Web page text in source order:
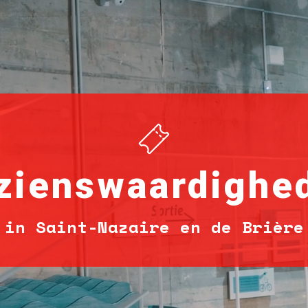
in Saint-Nazaire en de Brière